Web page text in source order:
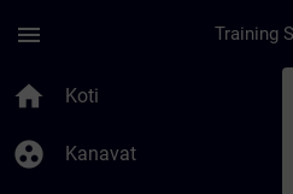
menu
home Koti
group_work Kanavat